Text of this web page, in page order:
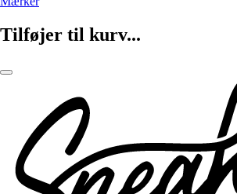
Tilføjer til kurv...